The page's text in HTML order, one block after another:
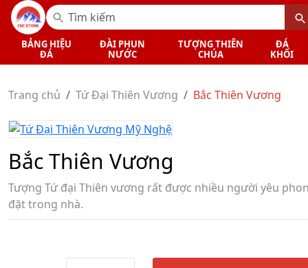
BẢNG HIỆU
ĐÁ
ĐÀI PHUN
NƯỚC
TƯỢNG THIÊN
CHÚA
ĐÁ
KHỐI
Trang chủ Tứ Đại Thiên Vương Bắc Thiên Vương
Bắc Thiên Vương
Tượng Tứ đại Thiên vương rất được nhiều người yêu
đặt trong nhà.